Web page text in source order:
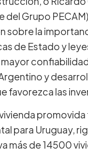
del Grupo
sobre la
de Estado y
y
favorezca las
promovida
para Uruguay,
más de 14500